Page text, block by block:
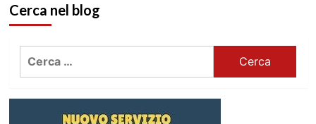
Cerca nel blog